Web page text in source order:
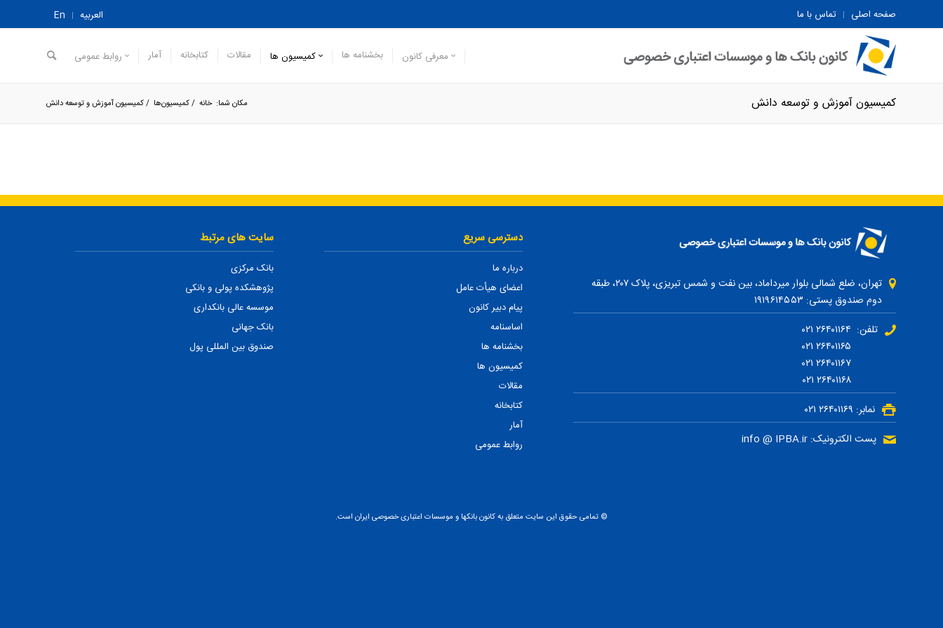
صفحه اصلی تماس با ما العربیه En
معرفی کانون بخشنامه ها کمیسیون ها مقالات کتابخانه آمار روابط عمومی
کمیسیون آموزش و توسعه دانش مکان شما: خانه /کمیسیون‌ها /کمیسیون آموزش و توسعه دانش
تهران، ضلع شمالی بلوار میرداماد، بین نفت و شمس تبریزی، پلاک ۲۰۷، طبقه
دوم صندوق پستی: ۱۹۱۹۶۱۴۵۵۳
تلفن: ۲۶۴۰۱۱۶۴ ۰۲۱
نمابر: ۲۶۴۰۱۱۶۹ ۰۲۱
پست الکترونیک: info @ IPBA.ir
دسترسی سریع
درباره ما
اعضای هیأت عامل
پیام دبیر کانون
اساسنامه
بخشنامه ها
کمیسیون ها
مقالات
کتابخانه
آمار
روابط عمومی
سایت های مرتبط
بانک مرکزی
پژوهشکده پولی و بانکی
موسسه عالی بانکداری
بانک جهانی
صندوق بین المللی پول
© تمامی حقوق این سایت متعلق به کانون بانکها و موسسات اعتباری خصوصی ایران است.